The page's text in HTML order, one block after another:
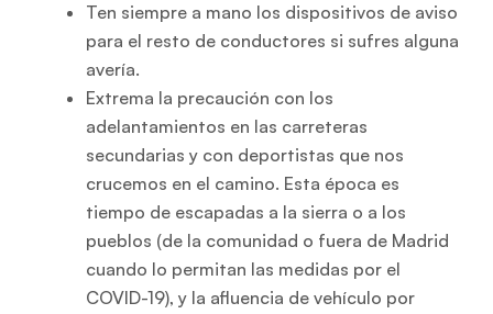
Ten siempre a mano los dispositivos de aviso
para el resto de conductores si sufres alguna
avería.
Extrema la precaución con los
adelantamientos en las carreteras
secundarias y con deportistas que nos
crucemos en el camino. Esta época es
tiempo de escapadas a la sierra o a los
pueblos (de la comunidad o fuera de Madrid
cuando lo permitan las medidas por el
COVID-19), y la afluencia de vehículo por